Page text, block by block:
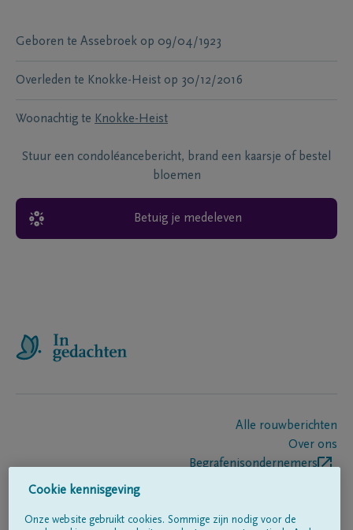
Geboren te Assebroek op 09/04/1923
Overleden te Knokke-Heist op 30/12/2016
Woonachtig te Knokke-Heist
Stuur een condoléancebericht, brand een kaarsje of bestel
bloemen
Betuig je medeleven
Alle rouwberichten
Over ons
Begrafenisondernemers
Cookie kennisgeving
Onze website gebruikt cookies. Sommige zijn nodig voor de